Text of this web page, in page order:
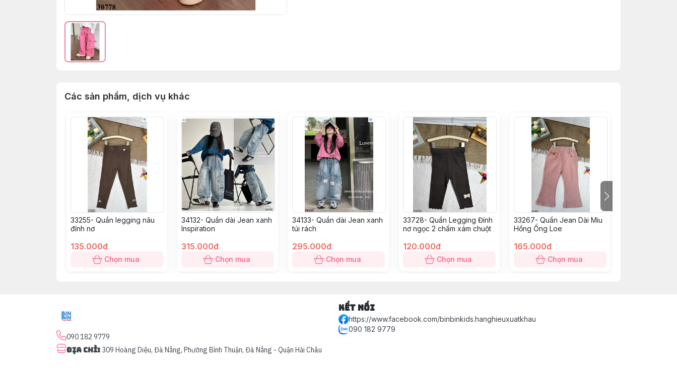
Các sản phẩm, dịch vụ khác
33255- Quần legging nâu
đính nơ
135.000đ
Chọn mua
34132- Quần dài Jean xanh
Inspiration
315.000đ
Chọn mua
34133- Quần dài Jean xanh
túi rách
295.000đ
Chọn mua
33728- Quần Legging Đính
nơ ngọc 2 chấm xám chuột
120.000đ
Chọn mua
33267- Quần Jean Dài Miu
Hồng Ống Loe
165.000đ
Chọn mua
090 182 9779
Địa chỉ: 309 Hoàng Diệu, Đà Nẵng, Phường Bình Thuận, Đà Nẵng - Quận Hải Châu
Kết nối
https://www.facebook.com/binbinkids.hanghieuxuatkhau
090 182 9779